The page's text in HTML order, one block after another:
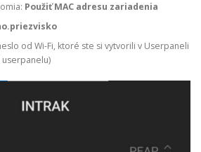
Použiť MAC adresu zariadenia
od Wi-Fi, ktoré ste si vytvorili v Userpaneli